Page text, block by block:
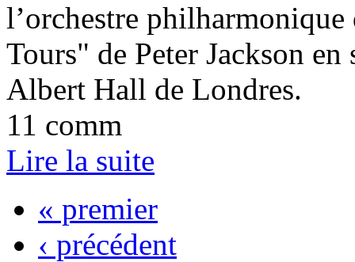
l’orchestre
Tours" de Peter Jackson
Albert Hall de Londres.
11 comm
Lire la suite
« premier
‹ précédent